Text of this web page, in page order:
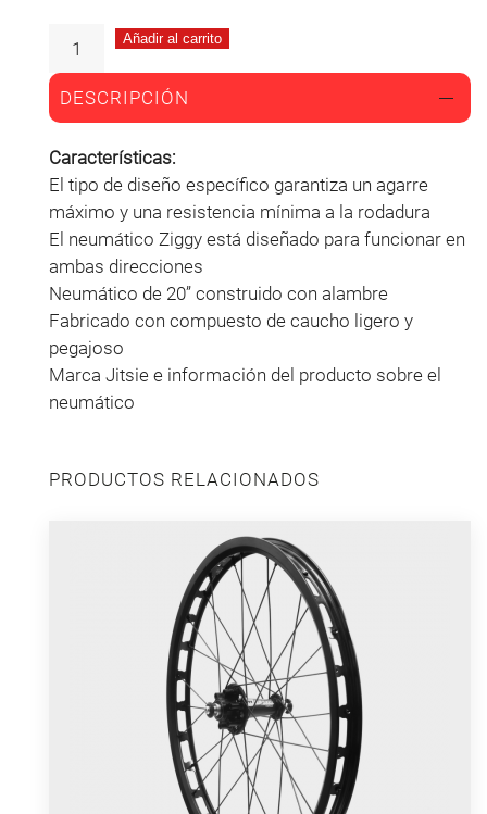
Añadir al carrito
DESCRIPCIÓN
Características:
El tipo de diseño específico garantiza un agarre
máximo y una resistencia mínima a la rodadura
El neumático Ziggy está diseñado para funcionar en
ambas direcciones
Neumático de 20’’ construido con alambre
Fabricado con compuesto de caucho ligero y
pegajoso
Marca Jitsie e información del producto sobre el
neumático
PRODUCTOS RELACIONADOS